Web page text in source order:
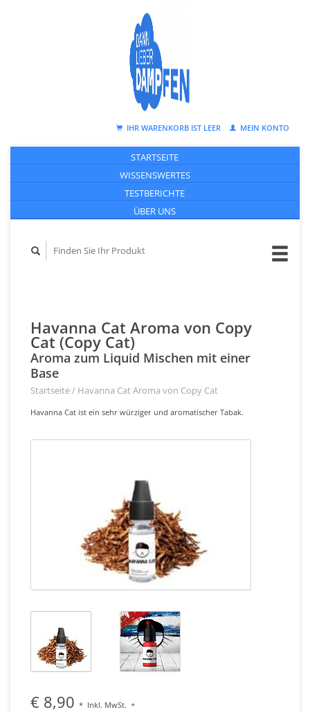
IHR WARENKORB IST LEER MEIN KONTO
STARTSEITE
WISSENSWERTES
TESTBERICHTE
ÜBER UNS
Havanna Cat Aroma von Copy
Cat (Copy Cat)
Aroma zum Liquid Mischen mit einer
Base
Startseite/ Havanna Cat Aroma von Copy Cat
Havanna Cat ist ein sehr würziger und aromatischer Tabak.
€ 8,90 * Inkl. MwSt. +